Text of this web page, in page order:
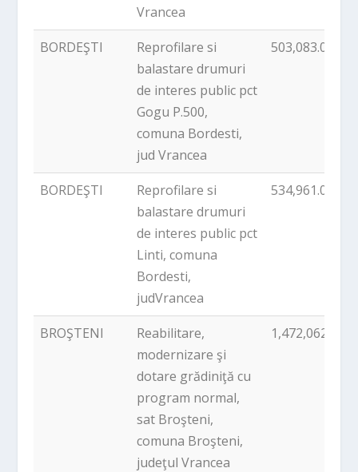
Vrancea
BORDEŞTI
Reprofilare si
balastare drumuri
de interes public pct
Gogu P.500,
comuna Bordesti,
jud Vrancea
503,083.00
BORDEŞTI
Reprofilare si
balastare drumuri
de interes public pct
Linti, comuna
Bordesti,
judVrancea
534,961.00
BROŞTENI
Reabilitare,
modernizare şi
dotare grădiniţă cu
program normal,
sat Broşteni,
comuna Broşteni,
judeţul Vrancea
1,472,062.00